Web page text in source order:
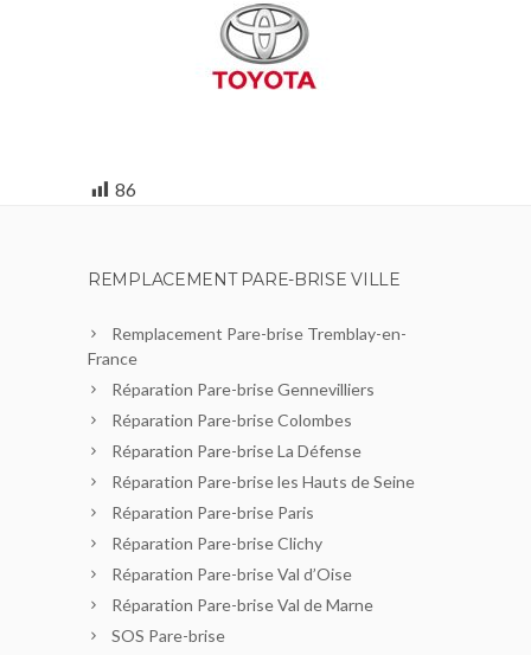
86
REMPLACEMENT PARE-BRISE VILLE
Remplacement Pare-brise Tremblay-en-
France
Réparation Pare-brise Gennevilliers
Réparation Pare-brise Colombes
Réparation Pare-brise La Défense
Réparation Pare-brise les Hauts de Seine
Réparation Pare-brise Paris
Réparation Pare-brise Clichy
Réparation Pare-brise Val d’Oise
Réparation Pare-brise Val de Marne
SOS Pare-brise